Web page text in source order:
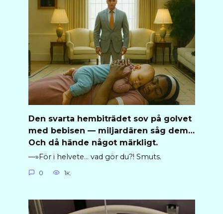
Den svarta hembiträdet sov på golvet
med bebisen — miljardären såg dem…
Och då hände något märkligt.
—»För i helvete… vad gör du?! Smuts.
0 1к.